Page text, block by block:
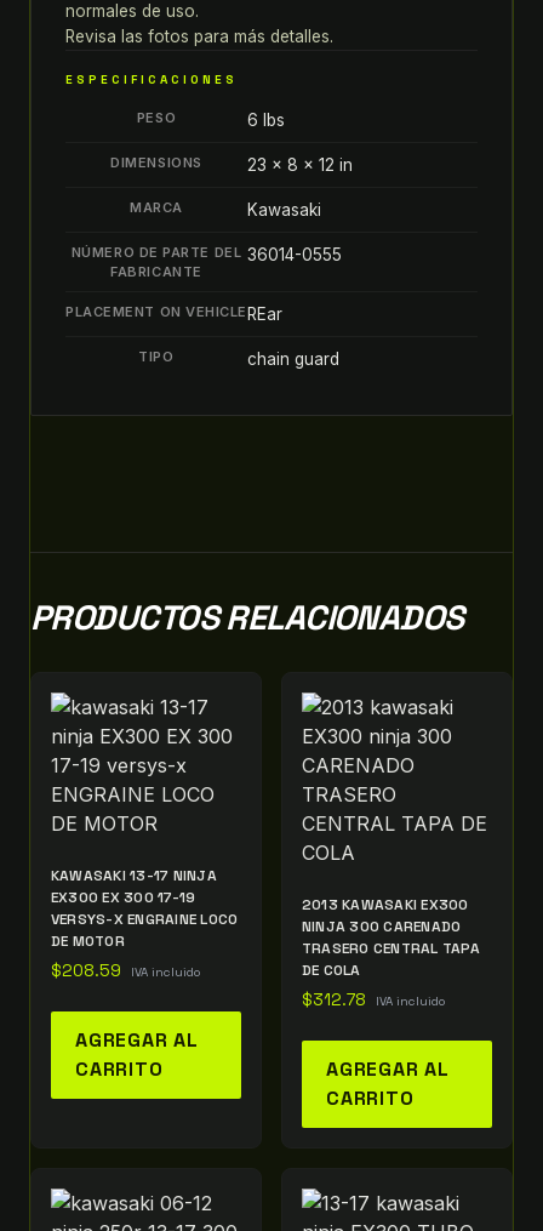
CADENA
TRASERA
36014-
normales de uso.
Revisa las fotos para más detalles.
ESPECIFICACIONES
PESO 6 lbs
DIMENSIONS 23 × 8 × 12 in
MARCA Kawasaki
NÚMERO DE PARTE DEL
FABRICANTE
36014-0555
PLACEMENT ON VEHICLE REar
TIPO chain guard
PRODUCTOS RELACIONADOS
KAWASAKI 13-17 NINJA
EX300 EX 300 17-19
VERSYS-X ENGRAINE LOCO
DE MOTOR
$208.59 IVA incluido
AGREGAR AL
CARRITO
2013 KAWASAKI EX300
NINJA 300 CARENADO
TRASERO CENTRAL TAPA
DE COLA
$312.78 IVA incluido
AGREGAR AL
CARRITO